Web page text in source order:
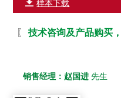
样本下载
〖 技术咨询及产品购买
销售经理：赵国进 先生 /